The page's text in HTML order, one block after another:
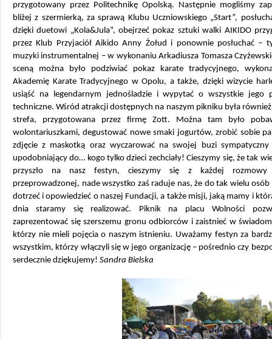
przygotowany przez Politechnikę Opolską. Następnie mogliśmy
bliżej z szermierką, za sprawą Klubu Uczniowskiego „Start”,
dzięki duetowi „Kola&Jula”, obejrzeć pokaz sztuki walki AIKIDO
przez Klub Przyjaciół Aikido Anny Żołud i ponownie posłuchać –
muzyki instrumentalnej – w wykonaniu Arkadiusza Tomasza
sceną można było podziwiać pokaz karate tradycyjnego,
Akademię Karate Tradycyjnego w Opolu, a także, dzięki wizycie
usiąść na legendarnym jednośladzie i wypytać o wszystkie jego
techniczne. Wśród atrakcji dostępnych na naszym pikniku była
strefa, przygotowana przez firmę Zott. Można tam było
wolontariuszkami, degustować nowe smaki jogurtów, zrobić sobie
zdjęcie z maskotką oraz wyczarować na swojej buzi sympatyczny
upodobniający do… kogo tylko dzieci zechciały! Cieszymy się, że tak
przyszło na nasz festyn, cieszymy się z każdej
przeprowadzonej, nade wszystko zaś raduje nas, że do tak wielu
dotrzeć i opowiedzieć o naszej Fundacji, a także misji, jaką mamy i
dnia staramy się realizować. Piknik na placu Wolności
zaprezentować się szerszemu gronu odbiorców i zaistnieć w
którzy nie mieli pojęcia o naszym istnieniu. Uważamy festyn za
wszystkim, którzy włączyli się w jego organizację – pośrednio czy
serdecznie dziękujemy! Sandra Bielska